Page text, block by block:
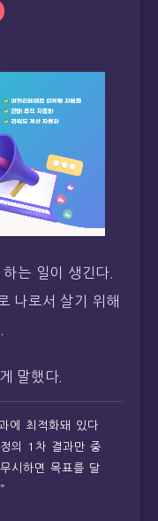
는 일이 생긴다.
나로서 살기 위해
말했다.
에 최적화돼 있다
의 1차 결과만 중
시하면 목표를 달